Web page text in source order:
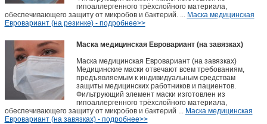
гипоаллергенного трёхслойного материала,
обеспечивающего защиту от микробов и бактерий. ... Маска медицинская
Евровариант (на резинке) - подробнее>>
Маска медицинская Евровариант (на завязках)
Маска медицинская Евровариант (на завязках)
Медицинские маски отвечают всем требованиям,
предъявляемым к индивидуальным средствам
защиты медицинских работников и пациентов.
Фильтрующий элемент маски изготовлен из
гипоаллергенного трёхслойного материала,
обеспечивающего защиту от микробов и бактерий ... Маска медицинская
Евровариант (на завязках) - подробнее>>